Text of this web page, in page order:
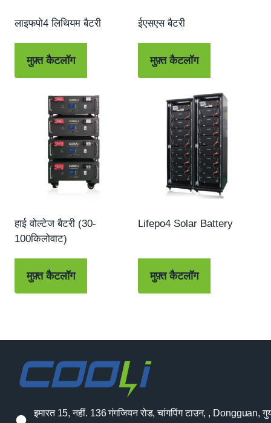
लाइफपो4 लिथियम बैटरी
मुफ़्त कैटलॉग
ईएसएस बैटरी
मुफ़्त कैटलॉग
हाई वोल्टेज बैटरी (30-
100किलोवाट)
मुफ़्त कैटलॉग
Lifepo4 Solar Battery
मुफ़्त कैटलॉग
इमारत 15, नहीं. 136 गंगजियन रोड, चांगपिंग टाउन, , Dongguan,